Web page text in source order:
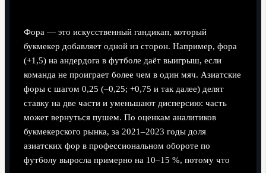
Фора — это искусственный гандикап, который
букмекер добавляет одной из сторон. Например, фора
(+1,5) на андердога в футболе даёт выигрыш, если
команда не проиграет более чем в один мяч. Азиатские
форы с шагом 0,25 (–0,25; +0,75 и так далее) делят
ставку на две части и уменьшают дисперсию: часть
может вернуться пушем. По оценкам аналитиков
букмекерского рынка, за 2021–2023 годы доля
азиатских фор в профессиональном обороте по
футболу выросла примерно на 10–15 %, потому что